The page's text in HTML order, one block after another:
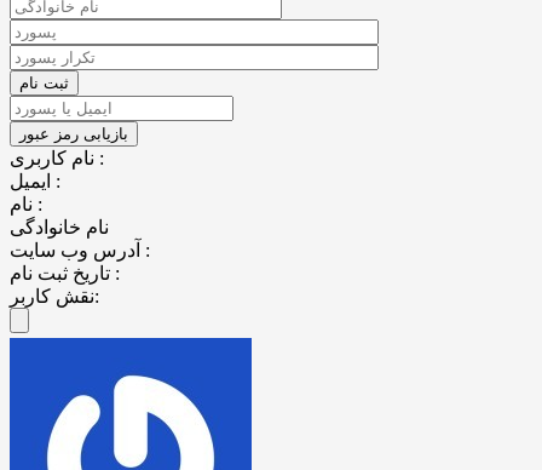
نام کاربری :
ایمیل :
نام :
نام خانوادگی
آدرس وب سایت :
تاریخ ثبت نام :
نقش کاربر: